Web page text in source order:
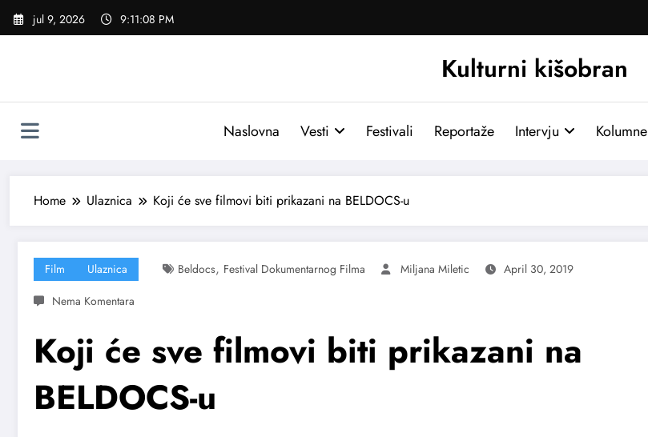
Skoči
jul 9, 2026 9:11:09 PM
Kulturni kišobran
Naslovna Vesti Festivali Reportaže Intervju Kolumne
Home Ulaznica Koji će sve filmovi biti prikazani na BELDOCS-u
Film Ulaznica Beldocs, Festival Dokumentarnog Filma Miljana Miletic April 30, 2019
Koji će sve filmovi biti prikazani na
BELDOCS-u